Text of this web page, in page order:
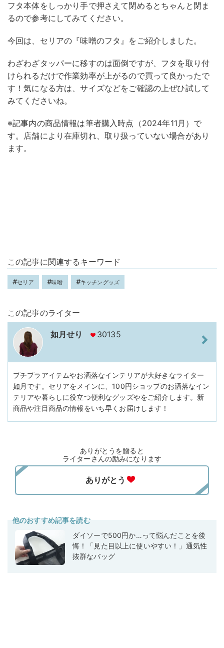
フタ本体をしっかり手で押さえて閉めるとちゃんと閉ま
るので参考にしてみてください。
今回は、セリアの『味噌のフタ』をご紹介しました。
わざわざタッパーに移すのは面倒ですが、フタを取り付
けられるだけで作業効率が上がるので買って良かったで
す！気になる方は、サイズなどをご確認の上ぜひ試して
みてくださいね。
※記事内の商品情報は筆者購入時点（2024年11月）で
す。店舗により在庫切れ、取り扱っていない場合があり
ます。
この記事に関連するキーワード
セリア 味噌 キッチングッズ
この記事のライター
如月せり 30135
プチプラアイテムやお洒落なインテリアが大好きなライター
如月です。セリアをメインに、100円ショップのお洒落なイン
テリアや暮らしに役立つ便利なグッズやをご紹介します。新
商品や注目商品の情報をいち早くお届けします！
ありがとうを贈ると
ライターさんの励みになります
他のおすすめ記事を読む
ダイソーで500円か…って悩んだことを後
悔！「見た目以上に使いやすい！」通気性
抜群なバッグ